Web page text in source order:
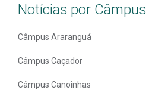
Notícias por Câmpus
Câmpus Araranguá
Câmpus Caçador
Câmpus Canoinhas